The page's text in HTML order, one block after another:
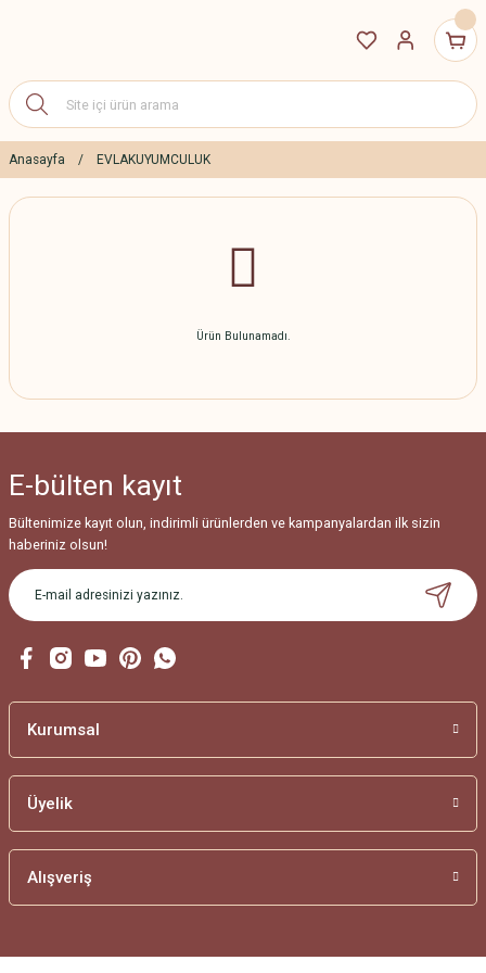
Anasayfa EVLAKUYUMCULUK
Ürün Bulunamadı.
E-bülten kayıt
Bültenimize kayıt olun, indirimli ürünlerden ve kampanyalardan ilk sizin
haberiniz olsun!
Kurumsal
Üyelik
Alışveriş